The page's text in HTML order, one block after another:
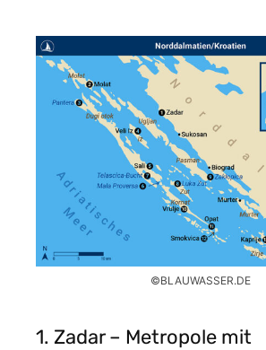
©BLAUWASSER.DE
1. Zadar – Metropole mit